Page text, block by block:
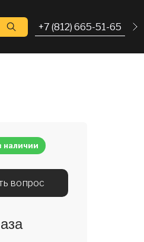
+7 (812) 665-51-65
наличии
вопрос